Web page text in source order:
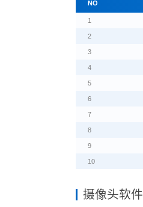
NO
1
2
3
4
5
6
7
8
9
10
摄像头软件